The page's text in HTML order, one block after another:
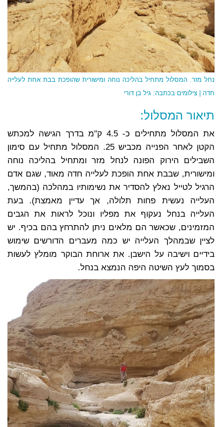
נחל מזר. המסלול מתחיל בהליכה נוחה ומישורית שהופכת בבת אחת לעלייה
חדה | צילומים בכתבה: גיל בן דורי
תיאור המסלול:
את המסלול מתחילים כ- 4.5 ק"מ בדרך הגישה למכתש
הקטן לאחר הפנייה מכביש 25. המסלול מתחיל עם סימון
השבילים הירוק הפונה לנחל מזר ומתחיל בהליכה נוחה
ומישורית, שבבת אחת הופכת לעלייה חדה מאוד, שגם אדם
הרגיל לטייל נאלץ להסדיר את נשימותיו במהלכה (בהמשך,
העלייה נעשית פחות תלולה, אך עדיין מאמצת). בעת
העלייה בנחל נעקוף את מפליו ונוכל לראות את הגבים
המזמינים, שכאשר הם מלאים ניתן להתרחץ בהם בכיף. יש
לציין שבמהלך העלייה יש כמה מעברים הדורשים שימוש
בידיים וישיבה על הישבן. את ארוחת הבוקר מומלץ לעשות
בסמוך לעץ השיטה היפה הנמצא בנחל.